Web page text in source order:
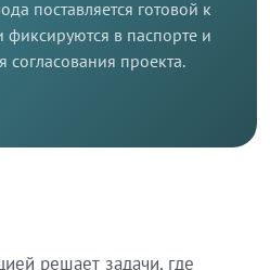
поставляется готовой к
фиксируются в паспорте и
согласования проекта.
решает задачи, где